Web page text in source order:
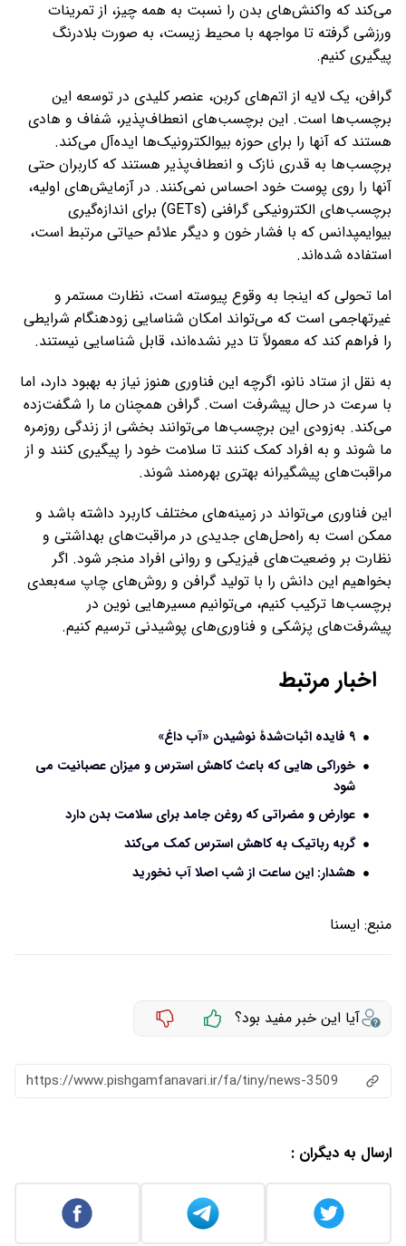
می‌کند که واکنش‌های بدن را نسبت به همه چیز، از تمرینات
ورزشی گرفته تا مواجهه با محیط زیست، به صورت بلادرنگ
پیگیری کنیم.
گرافن، یک لایه از اتم‌های کربن، عنصر کلیدی در توسعه این
برچسب‌ها است. این برچسب‌های انعطاف‌پذیر، شفاف و هادی
هستند که آنها را برای حوزه بیوالکترونیک‌ها ایده‌آل می‌کند.
برچسب‌ها به قدری نازک و انعطاف‌پذیر هستند که کاربران حتی
آنها را روی پوست خود احساس نمی‌کنند. در آزمایش‌های اولیه،
برچسب‌های الکترونیکی گرافنی (GETs) برای اندازه‌گیری
بیوایمپدانس که با فشار خون و دیگر علائم حیاتی مرتبط است،
استفاده شده‌اند.
اما تحولی که اینجا به وقوع پیوسته است، نظارت مستمر و
غیرتهاجمی است که می‌تواند امکان شناسایی زودهنگام شرایطی
را فراهم کند که معمولاً تا دیر نشده‌اند، قابل شناسایی نیستند.
به نقل از ستاد نانو، اگرچه این فناوری هنوز نیاز به بهبود دارد، اما
با سرعت در حال پیشرفت است. گرافن همچنان ما را شگفت‌زده
می‌کند. به‌زودی این برچسب‌ها می‌توانند بخشی از زندگی روزمره
ما شوند و به افراد کمک کنند تا سلامت خود را پیگیری کنند و از
مراقبت‌های پیشگیرانه بهتری بهره‌مند شوند.
این فناوری می‌تواند در زمینه‌های مختلف کاربرد داشته باشد و
ممکن است به راه‌حل‌های جدیدی در مراقبت‌های بهداشتی و
نظارت بر وضعیت‌های فیزیکی و روانی افراد منجر شود. اگر
بخواهیم این دانش را با تولید گرافن و روش‌های چاپ سه‌بعدی
برچسب‌ها ترکیب کنیم، می‌توانیم مسیرهایی نوین در
پیشرفت‌های پزشکی و فناوری‌های پوشیدنی ترسیم کنیم.
اخبار مرتبط
۹ فایده اثبات‌شدۀ نوشیدن «آب داغ»
خوراکی هایی که باعث کاهش استرس و میزان عصبانیت می
شود
عوارض و مضراتی که روغن جامد برای سلامت بدن دارد
گربه رباتیک به کاهش استرس کمک می‌کند
هشدار: این ساعت از شب اصلا آب نخورید
منبع: ايسنا
آیا این خبر مفید بود؟
https://www.pishgamfanavari.ir/fa/tiny/news-3509
ارسال به دیگران :